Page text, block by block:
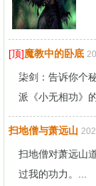
[顶]魔教中的卧底
柒剑：告诉你个
派《小无相功》
扫地僧与萧远山
扫地僧对萧远山
过我的功力。...